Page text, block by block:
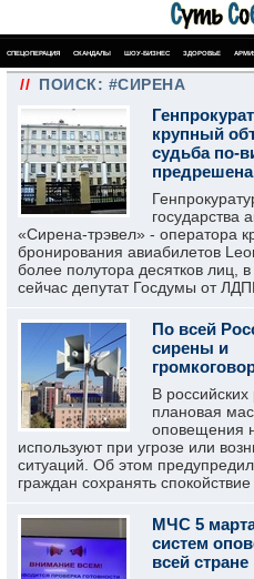
СПЕЦОПЕРАЦИЯ СКАНДАЛЫ ШОУ-БИЗНЕС ЗДОРОВЬЕ
// ПОИСК: #СИРЕНА
крупный
судьба по-
предрешена
государства
«Сирена-трэвел» - оператора
бронирования авиабилетов
более полутора десятков лиц,
сейчас депутат Госдумы от
По всей
сирены и
В
плановая
оповещения
используют при угрозе или
ситуаций. Об этом
граждан сохранять
МЧС 5
систем
всей стране